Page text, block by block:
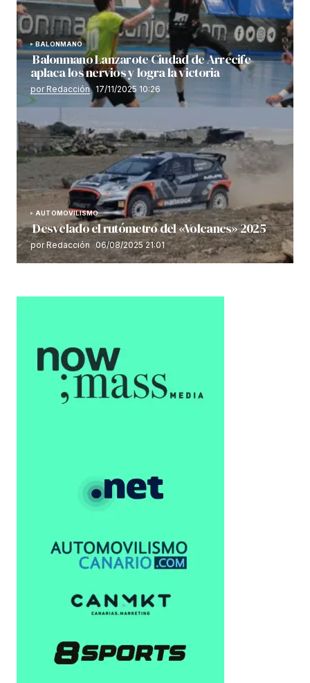
BALONMANO
Balonmano Lanzarote Ciudad de Arrecife
aplaca los nervios y logra la victoria
por Redacción 17/11/2025 10:26
AUTOMOVILISMO
Desvelado el rutómetro del «Volcanes» 2025
por Redacción 06/08/2025 21:01